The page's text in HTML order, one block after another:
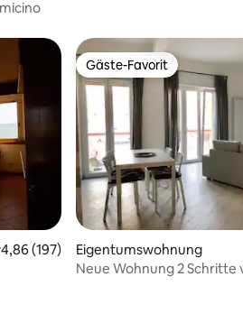
Bewertungen
Bewertung: 4,86 von
4,86 (197)
Gäste-Favorit
Gäste-Favorit
Eigentumswohnung
Neue Wohnung 2 Schritte